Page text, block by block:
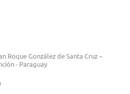
Roque González de Santa Cruz –
- Paraguay